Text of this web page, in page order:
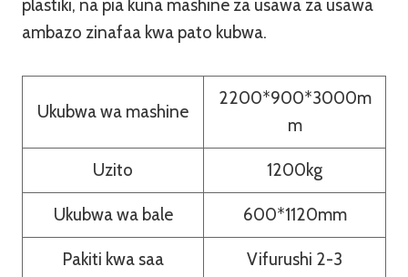
plastiki, na pia kuna mashine za usawa za usawa
ambazo zinafaa kwa pato kubwa.
Ukubwa wa mashine
2200*900*3000m
m
Uzito 1200kg
Ukubwa wa bale 600*1120mm
Pakiti kwa saa Vifurushi 2-3